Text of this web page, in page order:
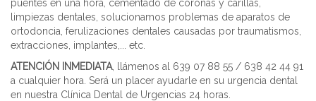
puentes en una hora, cementado de coronas y carillas,
limpiezas dentales, solucionamos problemas de aparatos de
ortodoncia, ferulizaciones dentales causadas por traumatismos,
extracciones, implantes,... etc.
ATENCIÓN INMEDIATA, llámenos al 639 07 88 55 / 638 42 44 91
a cualquier hora. Será un placer ayudarle en su urgencia dental
en nuestra Clínica Dental de Urgencias 24 horas.